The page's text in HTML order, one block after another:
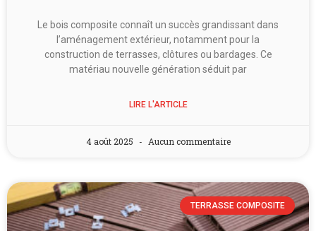
Le bois composite connaît un succès grandissant dans
l’aménagement extérieur, notamment pour la
construction de terrasses, clôtures ou bardages. Ce
matériau nouvelle génération séduit par
LIRE L'ARTICLE
4 août 2025 Aucun commentaire
TERRASSE COMPOSITE